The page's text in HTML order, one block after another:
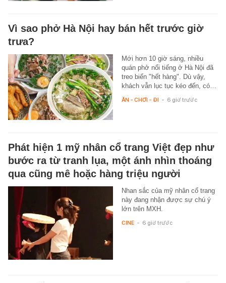
Vì sao phở Hà Nội hay bán hết trước giờ
trưa?
Mới hơn 10 giờ sáng, nhiều
quán phở nổi tiếng ở Hà Nội đã
treo biển "hết hàng". Dù vậy,
khách vẫn lục tục kéo đến, có…
ĂN - CHƠI - ĐI - 6 giờ trước
Phát hiện 1 mỹ nhân cổ trang Việt đẹp như
bước ra từ tranh lụa, một ánh nhìn thoáng
qua cũng mê hoặc hàng triệu người
Nhan sắc của mỹ nhân cổ trang
này đang nhận được sự chú ý
lớn trên MXH.
CINE - 6 giờ trước